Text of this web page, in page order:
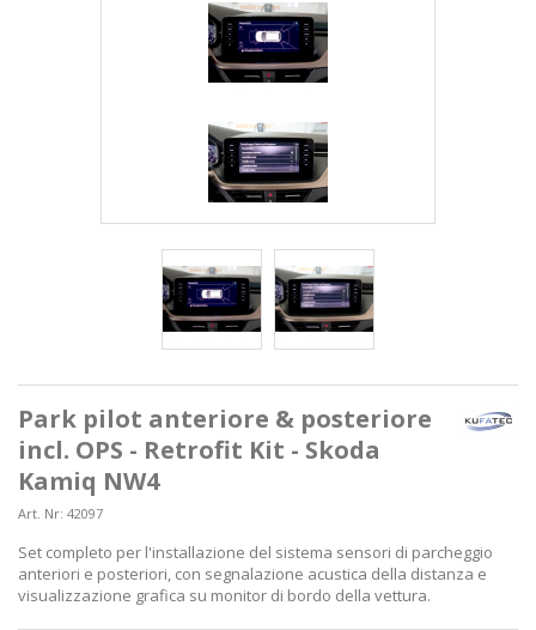
Park pilot anteriore & posteriore
incl. OPS - Retrofit Kit - Skoda
Kamiq NW4
Art. Nr: 42097
Set completo per l'installazione del sistema sensori di parcheggio
anteriori e posteriori, con segnalazione acustica della distanza e
visualizzazione grafica su monitor di bordo della vettura.